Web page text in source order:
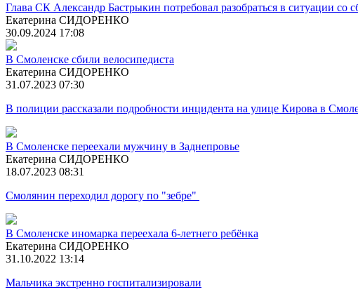
Глава СК Александр Бастрыкин потребовал разобраться в ситуации со
Екатерина СИДОРЕНКО
30.09.2024 17:08
В Смоленске сбили велосипедиста
Екатерина СИДОРЕНКО
31.07.2023 07:30
В полиции рассказали подробности инцидента на улице Кирова в
В Смоленске переехали мужчину в Заднепровье
Екатерина СИДОРЕНКО
18.07.2023 08:31
Смолянин переходил дорогу по "зебре"
В Смоленске иномарка переехала 6-летнего ребёнка
Екатерина СИДОРЕНКО
31.10.2022 13:14
Мальчика экстренно госпитализировали